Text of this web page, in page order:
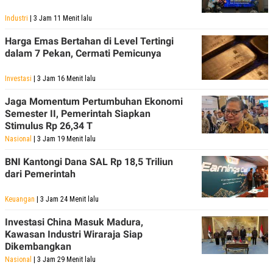
Industri | 3 Jam 11 Menit lalu
Harga Emas Bertahan di Level Tertingi
dalam 7 Pekan, Cermati Pemicunya
Investasi | 3 Jam 16 Menit lalu
Jaga Momentum Pertumbuhan Ekonomi
Semester II, Pemerintah Siapkan
Stimulus Rp 26,34 T
Nasional | 3 Jam 19 Menit lalu
BNI Kantongi Dana SAL Rp 18,5 Triliun
dari Pemerintah
Keuangan | 3 Jam 24 Menit lalu
Investasi China Masuk Madura,
Kawasan Industri Wiraraja Siap
Dikembangkan
Nasional | 3 Jam 29 Menit lalu